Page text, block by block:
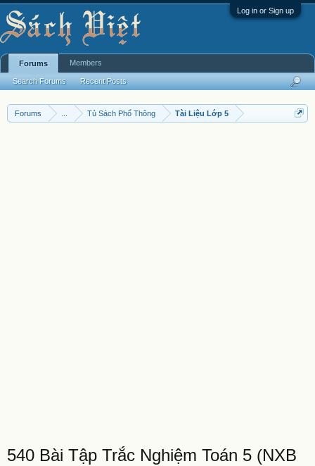
Log in or Sign up
Forums Tủ Sách Phổ Thông Tài Liệu Lớp 5
540 Bài Tập Trắc Nghiệm Toán 5 (NXB
Forums
Search Forums Recent Posts
Members